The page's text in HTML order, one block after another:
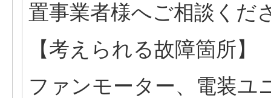
置事業者様へご相談くだ
【考えられる故障箇所】
ファンモーター、電装ユ